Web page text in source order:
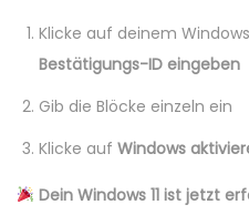
Klicke auf deinem
Bestätigungs-ID eingeben
Gib die Blöcke einzeln ein
Klicke auf Windows
Dein Windows 11 ist jetzt